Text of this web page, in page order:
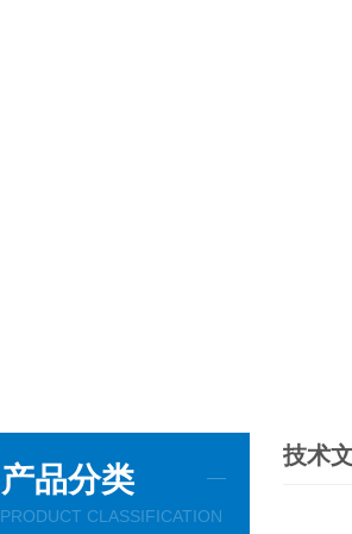
产品分类
PRODUCT CLASSIFICATION
技术